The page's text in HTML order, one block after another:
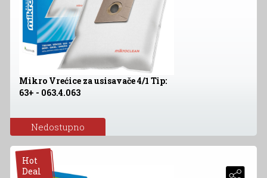
Mikro Vrećice za usisavače 4/1 Tip:
63+ - 063.4.063
Nedostupno
Hot
Deal